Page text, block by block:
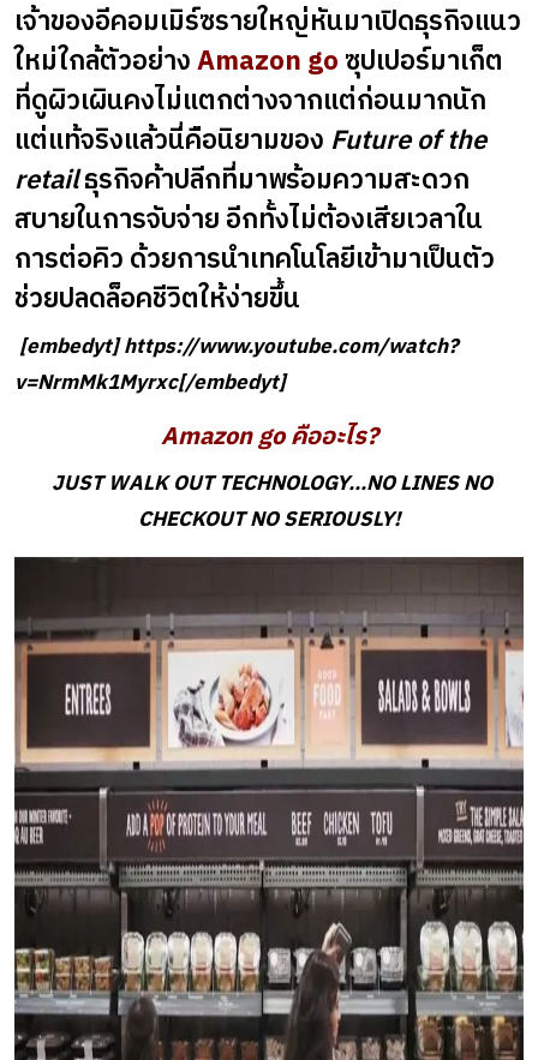
เจ้าของอีคอมเมิร์ซรายใหญ่หันมาเปิดธุรกิจแนว
ใหม่ใกล้ตัวอย่างAmazon goซุปเปอร์มาเก็ต
ที่ดูผิวเผินคงไม่แตกต่างจากแต่ก่อนมากนัก
แต่แท้จริงแล้วนี่คือนิยามของ Future of the
retailธุรกิจค้าปลีกที่มาพร้อมความสะดวก
สบายในการจับจ่าย อีกทั้งไม่ต้องเสียเวลาใน
การต่อคิว ด้วยการนำเทคโนโลยีเข้ามาเป็นตัว
ช่วยปลดล็อคชีวิตให้ง่ายขึ้น
[embedyt] https://www.youtube.com/watch?
v=NrmMk1Myrxc[/embedyt]
Amazon goคืออะไร?
JUST WALK OUT TECHNOLOGY…NO LINES NO
CHECKOUT NO SERIOUSLY!